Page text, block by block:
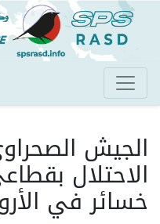
الجيش
الاحتلال
خسائر في